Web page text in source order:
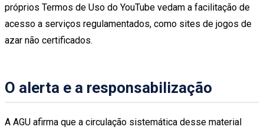
próprios Termos de Uso do YouTube vedam a facilitação de
acesso a serviços regulamentados, como sites de jogos de
azar não certificados.
O alerta e a responsabilização
A AGU afirma que a circulação sistemática desse material